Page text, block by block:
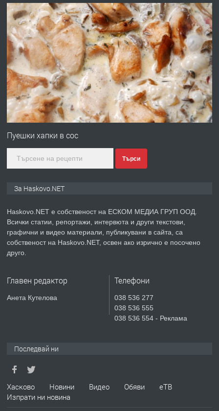
АПАРТАМЕНТ В ЦЕНТЪРА НА ГР.
ХАСКОВО
преди 4 дни
ПРЕДЛАГА Давам гараж под наем
преди 4 дни
ПРЕДЛАГА
№4120 Магазин/Офис под наем в кв.
градската градина!
преди 5 дни
ПРЕДЛАГА
Продавам парцел в гр. Хасково кв.
СГЛОБЯВАНЕ НА МЕБЕЛИ.
апартамент под наем в кв.
Пуешки хапки в сос
Търси
За Haskovo.NET
Haskovo.NET е собственост на ЕСКОМ МЕДИА ГРУП ООД.
Всички статии, репортажи, интервюта и други текстови,
графични и видео материали, публикувани в сайта, са
собственост на Haskovo.NET, освен ако изрично е посочено
друго.
Главен редактор
Анета Кутелова
Телефони
038 536 277
038 536 555
038 536 554 - Реклама
Последвай ни
Хасково Новини Видео Обяви
еТВ
Изпрати ни новина